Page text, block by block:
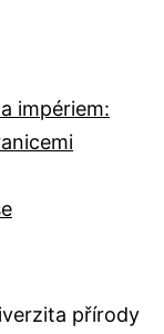
impériem:
přírody